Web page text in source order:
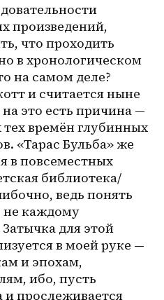
произведений,
что проходить
в хронологическом
на самом деле?
и считается ныне
это есть причина —
тех времён глубинных
«Тарас Бульба» же
в повсеместных
библиотека/
ведь понять
не каждому
для этой
в моей руке —
и эпохам,
ибо, пусть
и прослеживается